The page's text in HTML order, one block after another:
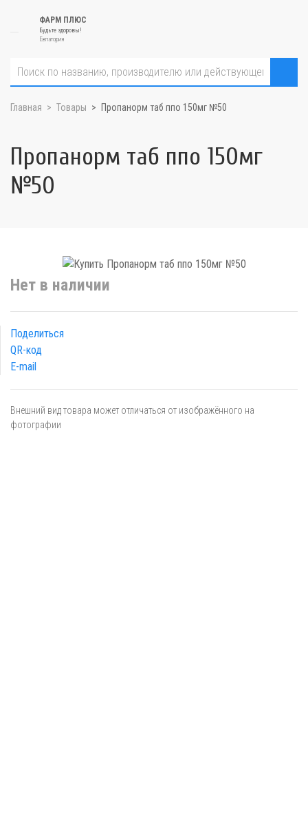
ФАРМ ПЛЮС
Будьте здоровы!
Евпатория
Главная Товары Пропанорм таб ппо 150мг №50
Пропанорм таб ппо 150мг
№50
Нет в наличии
Поделиться
QR-код
E-mail
Внешний вид товара может отличаться от изображённого на
фотографии